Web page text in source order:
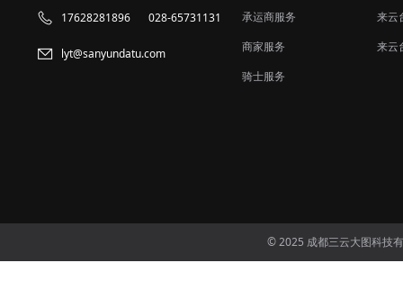
17628281896 028-65731131
lyt@sanyundatu.com
承运商服务
商家服务
骑士服务
来云
来云
© 2025 成都三云大图科技